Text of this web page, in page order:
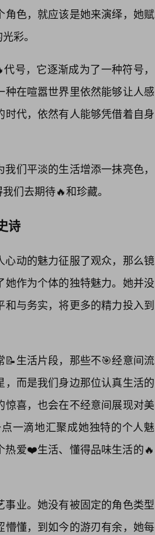
色，就应该是她来演绎，她赋
彩。
号，它逐渐成为了一种符号，
在喧嚣世界里依然能够让人感
代，依然有人能够凭借着自身
们平淡的生活增添一抹亮色，
们去期待🔥和珍藏。
诗
动的魅力征服了观众，那么镜
作为个体的独特魅力。她并没
与务实，将更多的精力投入到
生活片段，那些不🎯经意间流
而是我们身边那位认真生活的
喜，也会在不经意间展现对美
一滴地汇聚成她独特的个人魅
热爱❤️生活、懂得品味生活的🔥
业。她没有被固定的角色类型
懂，到如今的游刃有余，她每